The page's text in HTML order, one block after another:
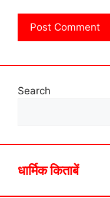
Search
धार्मिक किताबें